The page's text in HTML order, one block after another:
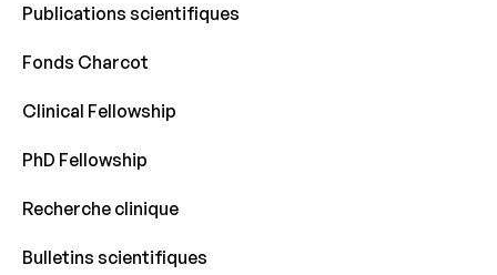
Publications scientifiques
Fonds Charcot
Clinical Fellowship
PhD Fellowship
Recherche clinique
Bulletins scientifiques